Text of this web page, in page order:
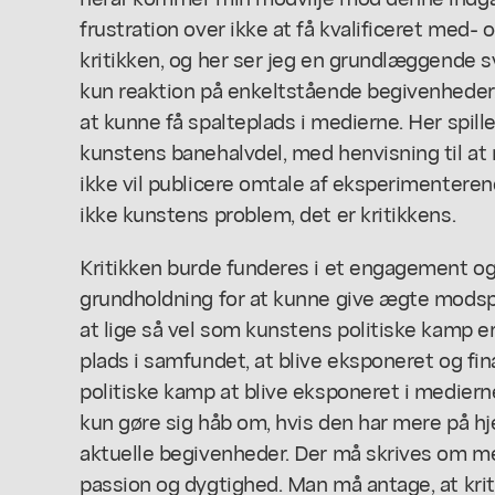
frustration over ikke at få kvalificeret med-
kritikken, og her ser jeg en grundlæggende
kun reaktion på enkeltstående
at kunne få spalteplads i medierne. Her
kunstens banehalvdel, med henvisning til
ikke vil publicere omtale af
ikke kunstens problem, det er kritikkens.
Kritikken burde funderes i et engagement
grundholdning for at kunne give ægte
at lige så vel som kunstens politiske kamp
plads i samfundet, at blive eksponeret og
politiske kamp at blive eksponeret i
kun gøre sig håb om, hvis den har mere på
aktuelle begivenheder. Der må skrives om
passion og dygtighed. Man må antage, at